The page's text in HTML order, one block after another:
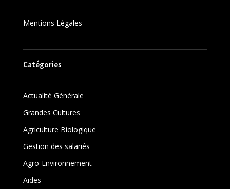
Mentions Légales
Catégories
Actualité Générale
Grandes Cultures
Agriculture Biologique
Gestion des salariés
Agro-Environnement
Aides